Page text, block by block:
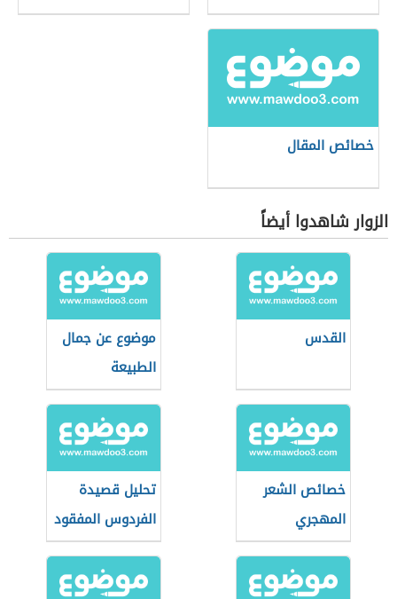
خصائص المقال
الزوار شاهدوا أيضاً
القدس
موضوع عن جمال
الطبيعة
خصائص الشعر
المهجري
تحليل قصيدة
الفردوس المفقود